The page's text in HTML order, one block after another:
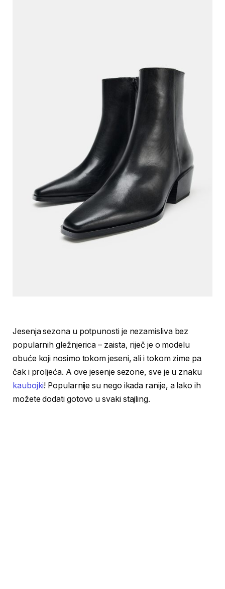
Jesenja sezona u potpunosti je nezamisliva bez
popularnih gležnjerica – zaista, riječ je o modelu
obuće koji nosimo tokom jeseni, ali i tokom zime pa
čak i proljeća. A ove jesenje sezone, sve je u znaku
kaubojki! Popularnije su nego ikada ranije, a lako ih
možete dodati gotovo u svaki stajling.